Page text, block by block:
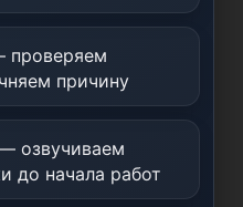
проверяем
причину
озвучиваем
до начала работ